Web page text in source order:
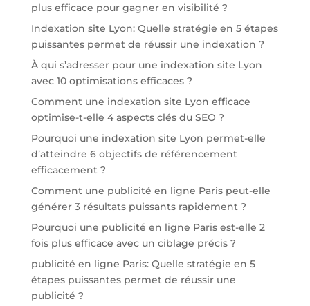
plus efficace pour gagner en visibilité ?
Indexation site Lyon: Quelle stratégie en 5 étapes
puissantes permet de réussir une indexation ?
À qui s’adresser pour une indexation site Lyon
avec 10 optimisations efficaces ?
Comment une indexation site Lyon efficace
optimise-t-elle 4 aspects clés du SEO ?
Pourquoi une indexation site Lyon permet-elle
d’atteindre 6 objectifs de référencement
efficacement ?
Comment une publicité en ligne Paris peut-elle
générer 3 résultats puissants rapidement ?
Pourquoi une publicité en ligne Paris est-elle 2
fois plus efficace avec un ciblage précis ?
publicité en ligne Paris: Quelle stratégie en 5
étapes puissantes permet de réussir une
publicité ?